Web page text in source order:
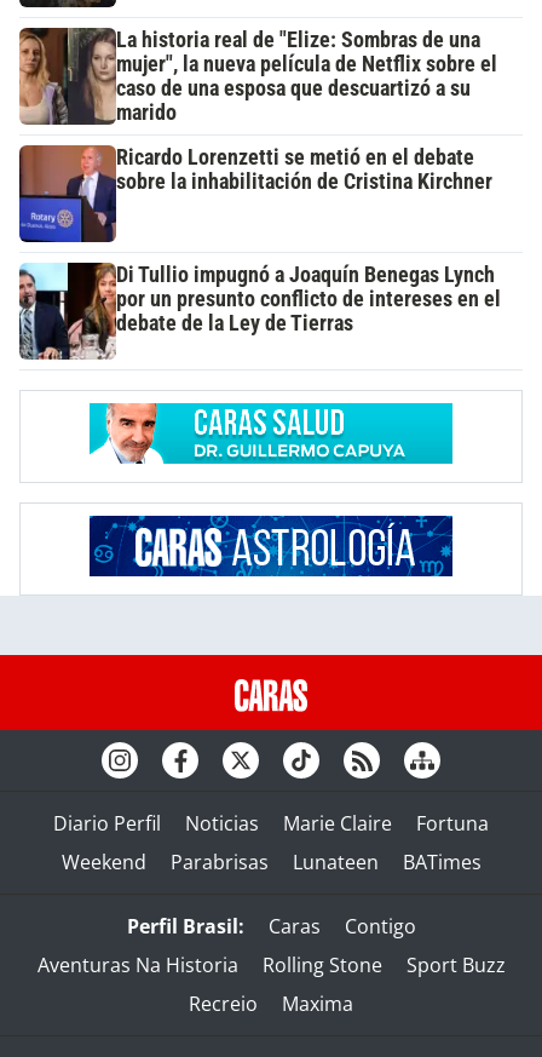
La historia real de "Elize: Sombras de una
mujer", la nueva película de Netflix sobre el
caso de una esposa que descuartizó a su
marido
Ricardo Lorenzetti se metió en el debate
sobre la inhabilitación de Cristina Kirchner
Di Tullio impugnó a Joaquín Benegas Lynch
por un presunto conflicto de intereses en el
debate de la Ley de Tierras
Diario Perfil Noticias Marie Claire
Fortuna
Weekend
Parabrisas Lunateen BATimes
Perfil Brasil: Caras
Contigo
Aventuras Na Historia
Rolling Stone
Sport Buzz
Recreio
Maxima